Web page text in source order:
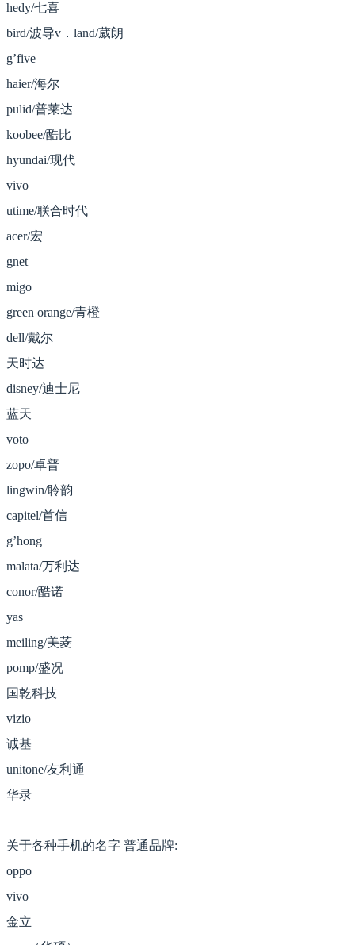
hedy/七喜
bird/波导v．land/葳朗
g’five
haier/海尔
pulid/普莱达
koobee/酷比
hyundai/现代
vivo
utime/联合时代
acer/宏
gnet
migo
green orange/青橙
dell/戴尔
天时达
disney/迪士尼
蓝天
voto
zopo/卓普
lingwin/聆韵
capitel/首信
g’hong
malata/万利达
conor/酷诺
yas
meiling/美菱
pomp/盛况
国乾科技
vizio
诚基
unitone/友利通
华录
关于各种手机的名字 普通品牌:
oppo
vivo
金立